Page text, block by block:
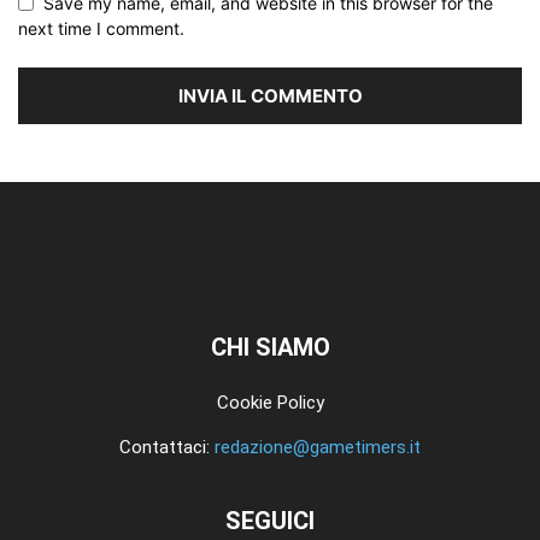
next time I comment.
CHI SIAMO
Cookie Policy
Contattaci: redazione@gametimers.it
SEGUICI